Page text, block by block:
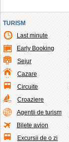
TURISM
Last minute
Early Booking
Sejur
Cazare
Circuite
Croaziere
Agentii de turism
Bilete avion
Excursii de o zi